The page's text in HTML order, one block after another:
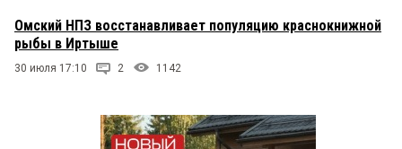
Омский НПЗ восстанавливает популяцию краснокнижной
рыбы в Иртыше
30 июля 17:10 2 1142